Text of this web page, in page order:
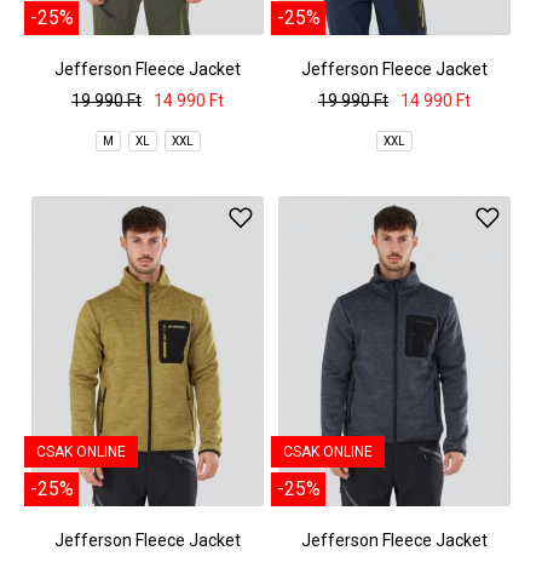
-25%
Jefferson Fleece Jacket
19 990 Ft
14 990 Ft
M XL XXL
-25%
Jefferson Fleece Jacket
19 990 Ft
14 990 Ft
XXL
CSAK ONLINE
-25%
Jefferson Fleece Jacket
CSAK ONLINE
-25%
Jefferson Fleece Jacket